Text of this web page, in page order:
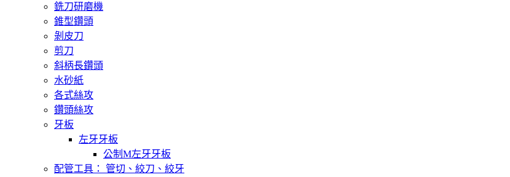
銑刀研磨機
錐型鑽頭
剝皮刀
剪刀
斜柄長鑽頭
水砂紙
各式絲攻
鑽頭絲攻
牙板
左牙牙板
公制M左牙牙板
配管工具： 管切、絞刀、絞牙